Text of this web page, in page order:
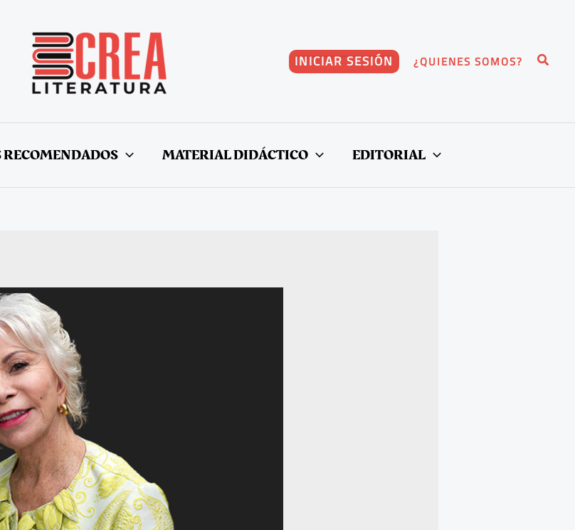
INICIAR SESIÓN ¿QUIENES SOMOS? Buscar
MATERIAL DIDÁCTICO EDITORIAL